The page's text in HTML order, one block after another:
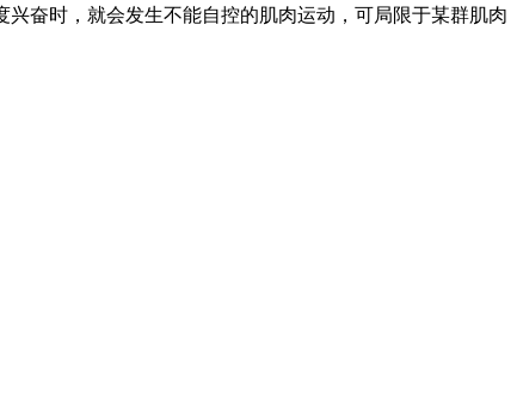
奋时，就会发生不能自控的肌肉运动，可局限于某群肌肉